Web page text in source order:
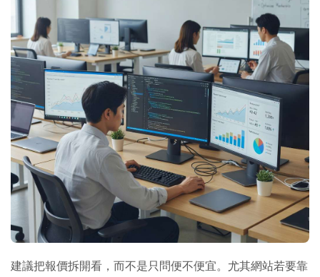
建議把報價拆開看，而不是只問便不便宜。尤其網站若要靠